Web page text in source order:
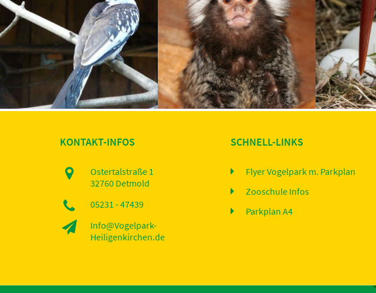
NEUE TIERE AUS ANDERN
TIERPARKS
Durch einen regen Austausch mit
anderen Tier-und Vogelparks können
wir Ihnen ein...
NEU IM PARK!
Seit Frühjahr 2006 lebt ein Pärchen
Weißbüscheläffchen im Vogelpark
Heiligenkirc...
DAS
IST
Bei den
die
KONTAKT-INFOS
Ostertalstraße 1
32760 Detmold
05231 - 47439
Info@Vogelpark-
Heiligenkirchen.de
SCHNELL-LINKS
Flyer Vogelpark m. Parkplan
Zooschule Infos
Parkplan A4